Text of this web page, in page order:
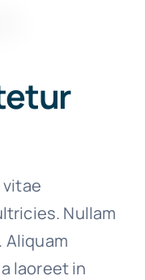
Nullam
laoreet in